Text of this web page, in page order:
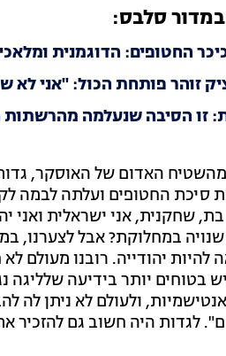
סלבס:
החטופים: הדוגמנית
זוהר פותחת הכול: ''אני לא
זו הסיבה שנעלמה
סיכת החטופים ועלתה לבמה
שחקנית, אני ישראלית ואני
במחלוקת? אבל לצערנו,
להיות יהודייה. רובנו מעולם
בטוחים יותר בידיעה
ולעולם לא ניתן לה
לגדות היה חשוב גם להזכיר